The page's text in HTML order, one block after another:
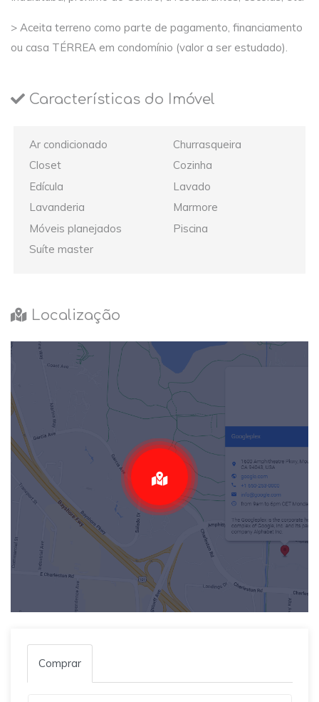
> Aceita terreno como parte de pagamento, financiamento
ou casa TÉRREA em condomínio (valor a ser estudado).
Características do Imóvel
Ar condicionado
Churrasqueira
Closet
Cozinha
Edícula
Lavado
Lavanderia
Marmore
Móveis planejados
Piscina
Suíte master
Localização
Comprar